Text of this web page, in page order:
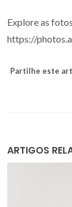
Explore as
https://
Partilhe este
ARTIGOS